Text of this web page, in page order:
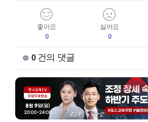
좋아요
0
싫어요
0
0건의 댓글